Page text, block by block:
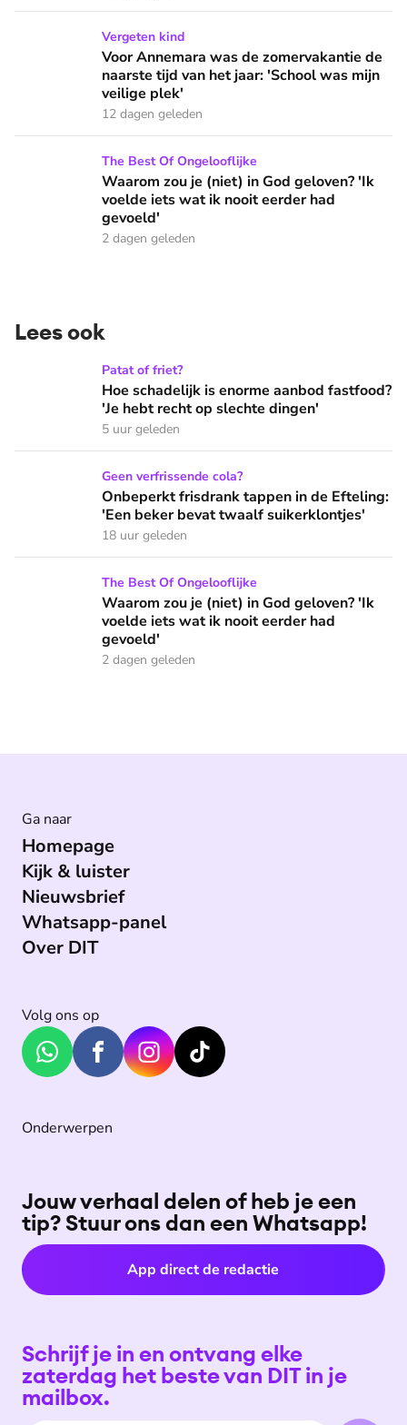
Voor Annemara was de zomervakantie de naarste tijd van
Vergeten kind
Voor Annemara was de zomervakantie de
naarste tijd van het jaar: 'School was mijn
veilige plek'
12 dagen geleden
Waarom zou je (niet) in God geloven? 'Ik voelde iets wat
The Best Of Ongelooflijke
Waarom zou je (niet) in God geloven? 'Ik
voelde iets wat ik nooit eerder had
gevoeld'
2 dagen geleden
Lees ook
Hoe schadelijk is enorme aanbod fastfood? 'Je hebt recht
Patat of friet?
Hoe schadelijk is enorme aanbod fastfood?
'Je hebt recht op slechte dingen'
5 uur geleden
Onbeperkt frisdrank tappen in de Efteling: 'Een beker
Geen verfrissende cola?
Onbeperkt frisdrank tappen in de Efteling:
'Een beker bevat twaalf suikerklontjes'
18 uur geleden
Waarom zou je (niet) in God geloven? 'Ik voelde iets wat
The Best Of Ongelooflijke
Waarom zou je (niet) in God geloven? 'Ik
voelde iets wat ik nooit eerder had
gevoeld'
2 dagen geleden
Ga naar
Homepage
Kijk & luister
Nieuwsbrief
Whatsapp-panel
Over DIT
Volg ons op
Onderwerpen
Jouw verhaal delen of heb je een
tip? Stuur ons dan een Whatsapp!
App direct de redactie
Schrijf je in en ontvang elke
zaterdag het beste van DIT in je
mailbox.